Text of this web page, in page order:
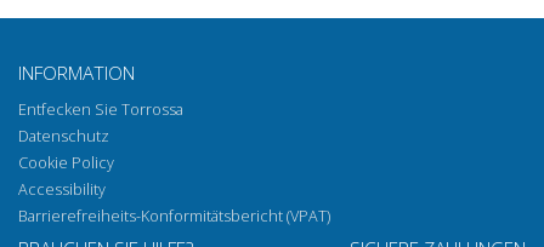
INFORMATION
Entfecken Sie Torrossa
Datenschutz
Cookie Policy
Accessibility
Barrierefreiheits-Konformitätsbericht (VPAT)